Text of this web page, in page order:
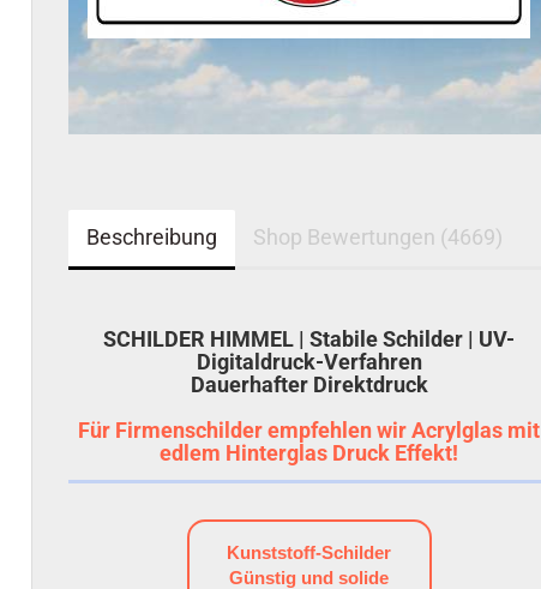
Beschreibung Shop Bewertungen (4669)
SCHILDER HIMMEL | Stabile Schilder | UV-
Digitaldruck-Verfahren
Dauerhafter Direktdruck
Für Firmenschilder empfehlen wir Acrylglas mit
edlem Hinterglas Druck Effekt!
Kunststoff-Schilder
Günstig und solide